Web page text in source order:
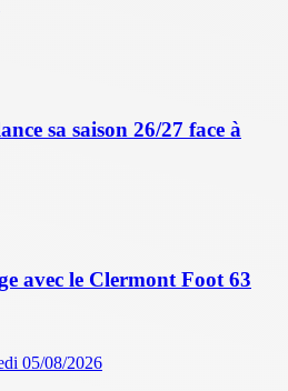
sa saison 26/27 face à
avec le Clermont Foot 63
05/08/2026